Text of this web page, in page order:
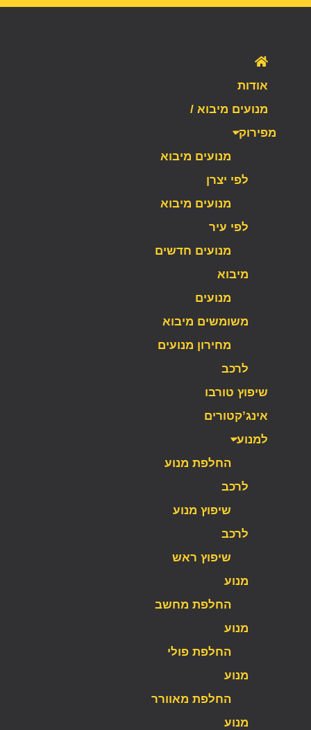
אודות
מנועים מיבוא /
מפירוק
מנועים מיבוא
לפי יצרן
מנועים מיבוא
לפי עיר
מנועים חדשים
מיבוא
מנועים
משומשים מיבוא
מחירון מנועים
לרכב
שיפוץ טורבו
אינג’קטורים
למנוע
החלפת מנוע
לרכב
שיפוץ מנוע
לרכב
שיפוץ ראש
מנוע
החלפת מחשב
מנוע
החלפת פולי
מנוע
החלפת מאוורר
מנוע